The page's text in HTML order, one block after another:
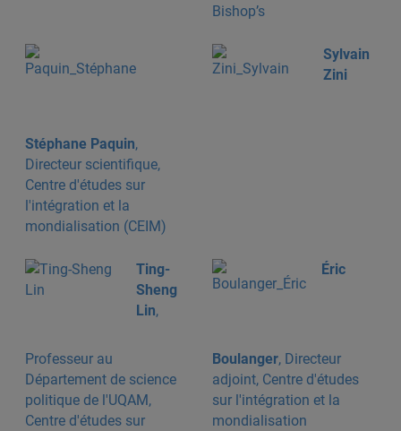
Bishop’s
Stéphane Paquin,
Directeur scientifique,
Centre d'études sur
l'intégration et la
mondialisation (CEIM)
Sylvain
Zini
Ting-
Sheng
Lin,
Professeur au
Département de science
politique de l'UQAM,
Centre d'études sur
Éric
Boulanger, Directeur
adjoint, Centre d'études
sur l'intégration et la
mondialisation